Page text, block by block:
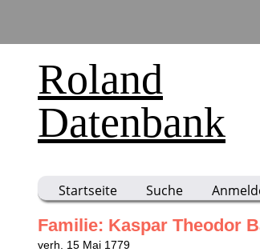
Roland
Datenbank
Startseite Suche
Familie: Kaspar Theodor
verh. 15 Mai 1779